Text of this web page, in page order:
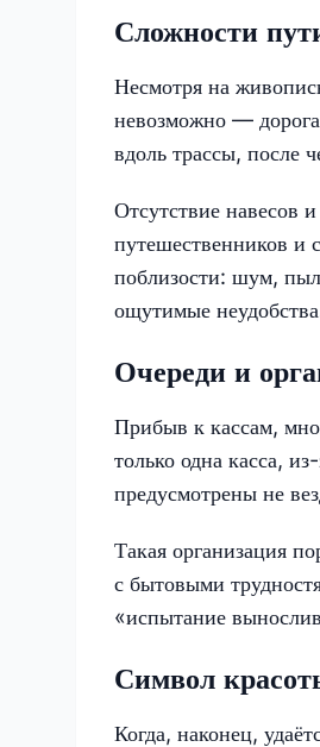
Сложности
Несмотря на
невозможно —
вдоль трассы, после
Отсутствие навесов
путешественников и
поблизости: шум,
ощутимые
Очереди и
Прибыв к кассам,
только одна касса,
предусмотрены не
Такая организация
с бытовыми
«испытание
Символ
Когда, наконец,